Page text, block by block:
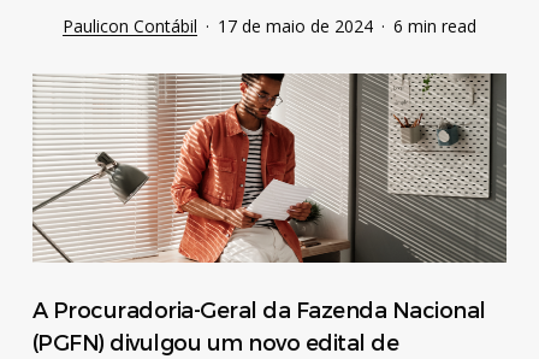
Paulicon Contábil 17 de maio de 2024 6 min read
A Procuradoria-Geral da Fazenda Nacional
(PGFN) divulgou um novo edital de